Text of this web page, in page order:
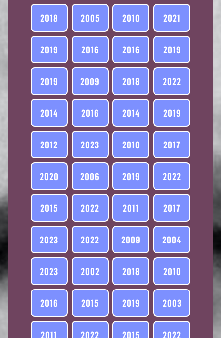
2018 2005 2010 2021
2019 2016 2016 2019
2019 2009 2018 2022
2014 2016 2014 2019
2012 2023 2010 2017
2020 2006 2019 2022
2015 2022 2011 2017
2023 2022 2009 2004
2023 2002 2018 2010
2016 2015 2019 2003
2011 2022 2015 2022